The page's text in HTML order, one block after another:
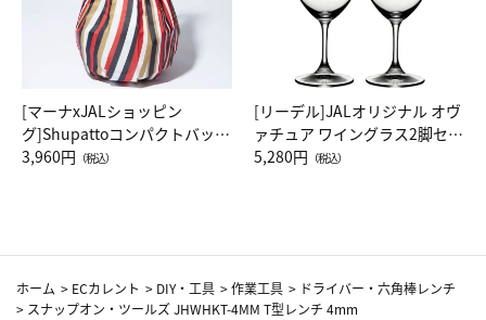
[マーナxJALショッピン
グ]Shupattoコンパクトバッグ
Drop JAL客室乗務員（LC）ス
3,960円 （税込）
[リーデル]JALオリジナル オヴ
ァチュア ワイングラス2脚セッ
ト（レッドワイン）
5,280円 （税込）
ホーム > ECカレント > DIY・工具 >作業工具 > ドライバー・六角棒レンチ
> スナップオン・ツールズ JHWHKT-4MM T型レンチ 4mm